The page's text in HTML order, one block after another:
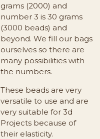
grams (2000) and
number 3 is 30 grams
(3000 beads) and
beyond. We fill our bags
ourselves so there are
many possibilities with
the numbers.
These beads are very
versatile to use and are
very suitable for 3d
Projects because of
their elasticity.